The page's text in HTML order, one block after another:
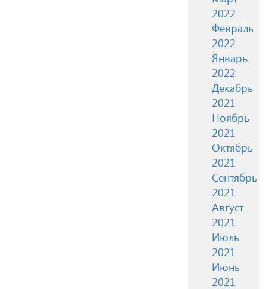
2022
Февраль
2022
Январь
2022
Декабрь
2021
Ноябрь
2021
Октябрь
2021
Сентябрь
2021
Август
2021
Июль
2021
Июнь
2021